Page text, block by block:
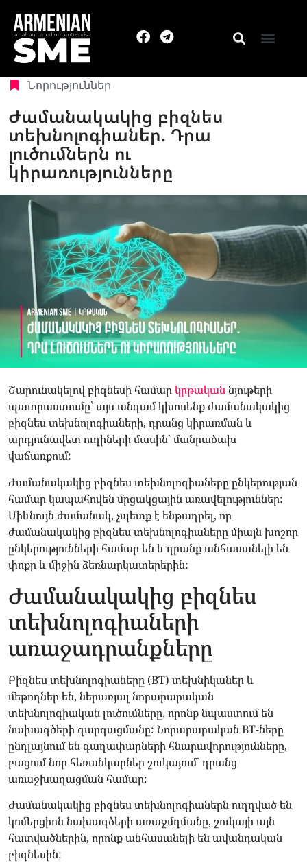
Նորություններ
Ժամանակակից բիզնես
տեխնոլոգիաներ. Դրա
լուծումներն ու
կիրառությունները
Շարունակելով բիզնեսի համարկրթական նյութերի
պատրաստումը՝ այս անգամ կխոսենք ժամանակակից
բիզնես տեխնոլոգիաների, դրանց կիրառման և
արդյունավետ ուղիների մասին` մանրածախ
վաճառքում:
Ժամանակակից բիզնես տեխնոլոգիաները ընկերության
համար կապահովեն մրցակցային առավելություններ:
Միևնույն ժամանակ, չպետք է ենթադրել, որ
ժամանակակից բիզնես տեխնոլոգիաները միայն խոշոր
ընկերությունների համար են և դրանք անհասանելի են
փոքր և միջին ձեռնարկատերերին:
Ժամանակակից բիզնես
տեխնոլոգիաների
առաջադրանքները
Բիզնես տեխնոլոգիաները (BT) տեխնիկաներ և
մեթոդներ են, ներառյալ նորարարական
տեխնոլոգիական լուծումները, որոնք նպաստում են
նախագծերի զարգացմանը: Նորարարական BT-ները
ընդլայնում են գաղափարների հնարավորությունները,
բացում նոր հեռանկարներ շուկայում` դրանց
առաջխաղացման համար:
Ժամանակակից բիզնես տեխնոլոգիաներն ուղղված են
կոմերցիոն նախագծերի առաջմղմանը, շուկայի այն
հատվածներին, որոնք անհասանելի են ավանդական
բիզնեսին: